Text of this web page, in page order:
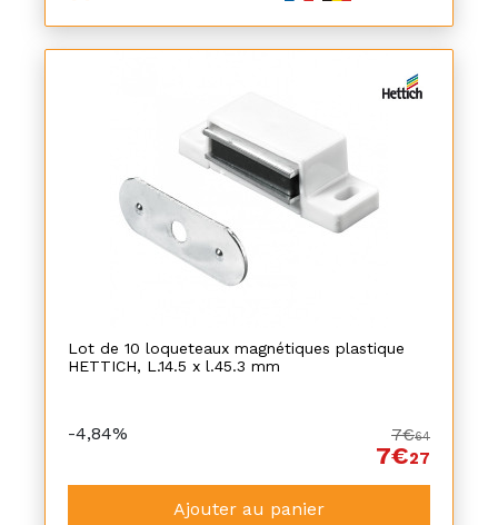
Lot de 10 loqueteaux magnétiques plastique
HETTICH, L.14.5 x l.45.3 mm
-4,84% 7€64
7€27
Ajouter au panier